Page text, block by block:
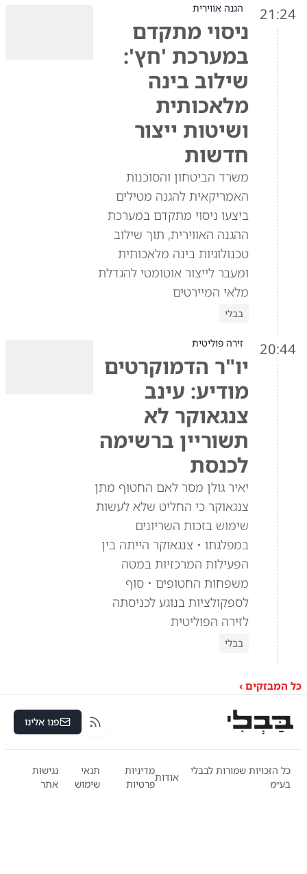
21:24 הגנה אווירית
ניסוי מתקדם
במערכת 'חץ':
שילוב בינה
מלאכותית
ושיטות ייצור
חדשות
משרד הביטחון והסוכנות
האמריקאית להגנה מטילים
ביצעו ניסוי מתקדם במערכת
ההגנה האווירית, תוך שילוב
טכנולוגיות בינה מלאכותית
ומעבר לייצור אוטומטי להגדלת
מלאי המיירטים
בבלי
20:44 זירה פוליטית
יו"ר הדמוקרטים
מודיע: עינב
צנגאוקר לא
תשוריין ברשימה
לכנסת
יאיר גולן מסר לאם החטוף מתן
צנגאוקר כי החליט שלא לעשות
שימוש בזכות השריונים
במפלגתו • צנגאוקר הייתה בין
הפעילות המרכזיות במטה
משפחות החטופים • סוף
לספקולציות בנוגע לכניסתה
לזירה הפוליטית
בבלי
כל המבזקים ›
RSS פנו אלינו
כל הזכויות שמורות לבבלי
בע״מ
אודות
מדיניות
פרטיות
תנאי
שימוש
נגישות
אתר